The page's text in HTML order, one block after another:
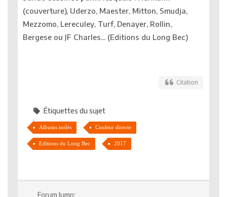
(couverture), Uderzo, Maester, Mitton, Smudja,
Mezzomo, Lereculey, Turf, Denayer, Rollin,
Bergese ou JF Charles... (Editions du Long Bec)
Citation
Étiquettes du sujet
Albums isolés Couleur directe
Editions du Long Bec 2017
Forum Jump: